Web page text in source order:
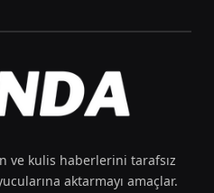
ve kulis haberlerini tarafsız
aktarmayı amaçlar.